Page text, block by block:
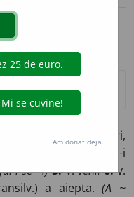
a (se) nimeri,
a-i
i se ~.) 5.v.veni. 6.v.
a aiepta.(A ~
Am donat deja.